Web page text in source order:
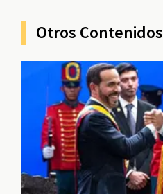
Otros Contenidos